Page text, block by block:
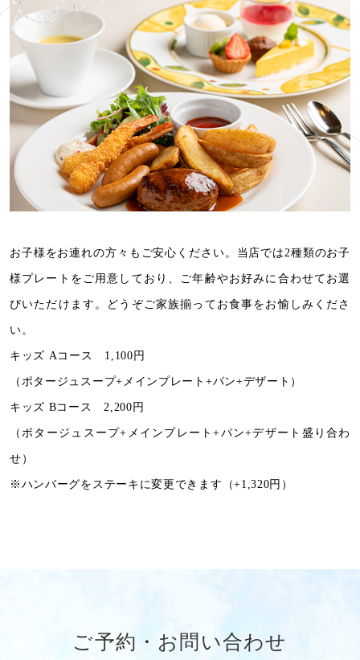
お子様をお連れの方々もご安心ください。 当店では2種類のお子
様プレートをご用意しており、 ご年齢やお好みに合わせてお選
びいただけます。 どうぞご家族揃ってお食事をお愉しみくださ
い。
キッズ Aコース 1,100円
（ポタージュスープ+メインプレート+パン+デザート）
キッズ Bコース 2,200円
（ポタージュスープ+メインプレート+パン+デザート盛り合わ
せ）
※ハンバーグをステーキに変更できます（+1,320円）
ご予約・お問い合わせ